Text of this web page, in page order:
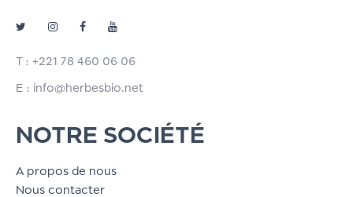
T : +221 78 460 06 06
E : info@herbesbio.net
NOTRE SOCIÉTÉ
A propos de nous
Nous contacter